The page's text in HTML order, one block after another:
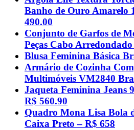
Banho de Ouro Amarelo
490.00
Conjunto de Garfos de
Peças Cabo
Blusa Feminina Básica
Armário de Cozinha
Multimóveis VM2840
Jaqueta Feminina Jeans
R$ 560.90
Quadro Mona Lisa Bola
Caixa Preto – R$ 658